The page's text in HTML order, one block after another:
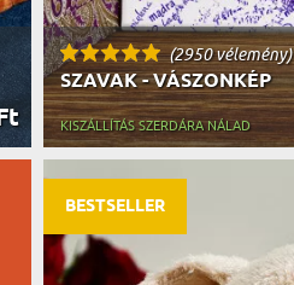
(2950 vélemény)
SZAVAK - VÁSZONKÉP
KISZÁLLÍTÁS SZERDÁRA NÁLAD
BESTSELLER